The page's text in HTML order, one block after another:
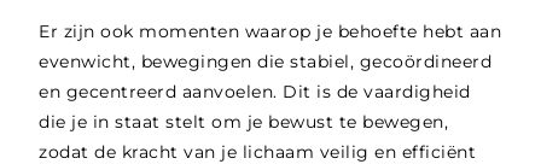
Er zijn ook momenten waarop je behoefte hebt aan
evenwicht, bewegingen die stabiel, gecoördineerd
en gecentreerd aanvoelen. Dit is de vaardigheid
die je in staat stelt om je bewust te bewegen,
zodat de kracht van je lichaam veilig en efficiënt